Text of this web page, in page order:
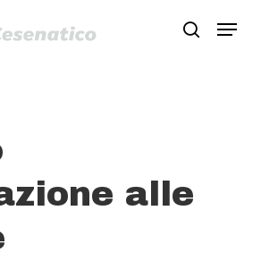
search
Menu
alle